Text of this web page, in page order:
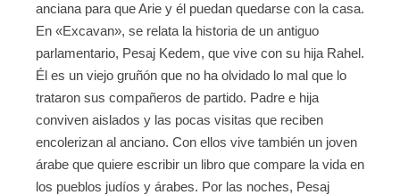
anciana para que Arie y él puedan quedarse con la casa.
En «Excavan», se relata la historia de un antiguo
parlamentario, Pesaj Kedem, que vive con su hija Rahel.
Él es un viejo gruñón que no ha olvidado lo mal que lo
trataron sus compañeros de partido. Padre e hija
conviven aislados y las pocas visitas que reciben
encolerizan al anciano. Con ellos vive también un joven
árabe que quiere escribir un libro que compare la vida en
los pueblos judíos y árabes. Por las noches, Pesaj